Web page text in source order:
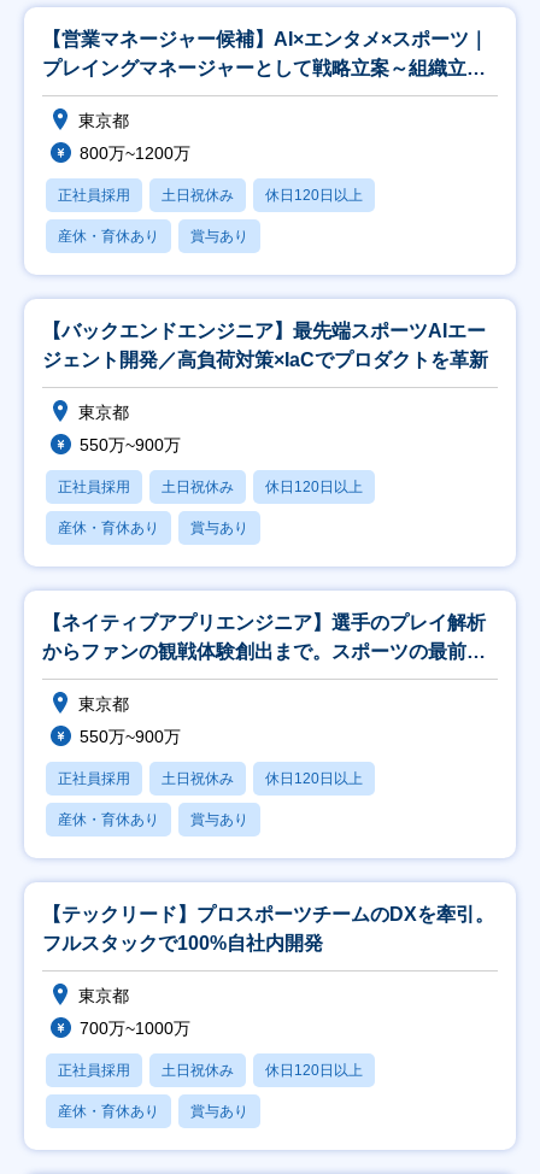
【営業マネージャー候補】AI×エンタメ×スポーツ｜
プレイングマネージャーとして戦略立案～組織立ち
上げ
東京都
800万~1200万
正社員採用 土日祝休み 休日120日以上
産休・育休あり 賞与あり
【バックエンドエンジニア】最先端スポーツAIエー
ジェント開発／高負荷対策×IaCでプロダクトを革新
東京都
550万~900万
正社員採用 土日祝休み 休日120日以上
産休・育休あり 賞与あり
【ネイティブアプリエンジニア】選手のプレイ解析
からファンの観戦体験創出まで。スポーツの最前線
を形に。
東京都
550万~900万
正社員採用 土日祝休み 休日120日以上
産休・育休あり 賞与あり
【テックリード】プロスポーツチームのDXを牽引。
フルスタックで100%自社内開発
東京都
700万~1000万
正社員採用 土日祝休み 休日120日以上
産休・育休あり 賞与あり